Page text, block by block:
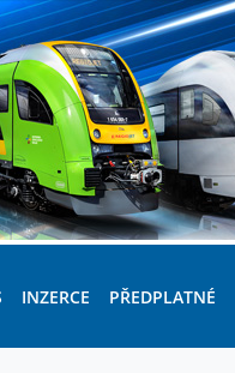
INZERCE PŘEDPLATNÉ